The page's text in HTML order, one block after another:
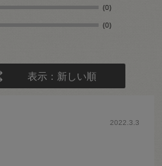
(0)
(0)
表示：新しい順
2022.3.3